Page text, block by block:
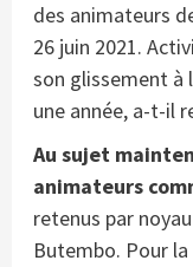
des animateurs
26 juin 2021.
son glissement à
une année, a-t-il
Au sujet
animateurs
retenus par
Butembo. Pour